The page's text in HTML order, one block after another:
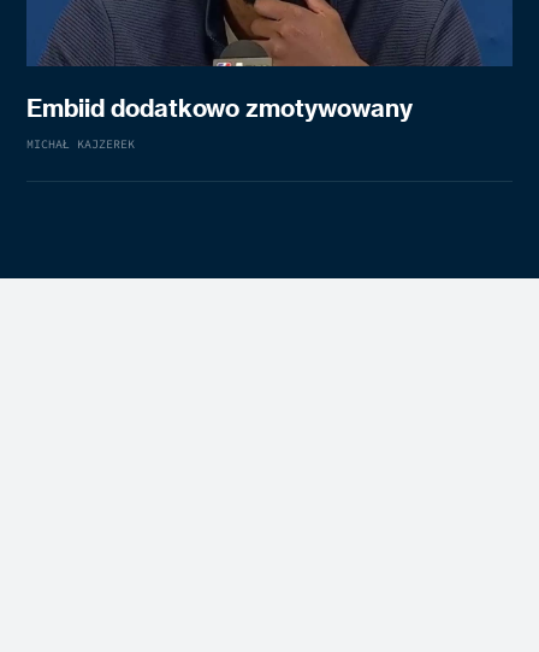
Embiid dodatkowo zmotywowany
MICHAŁ KAJZEREK